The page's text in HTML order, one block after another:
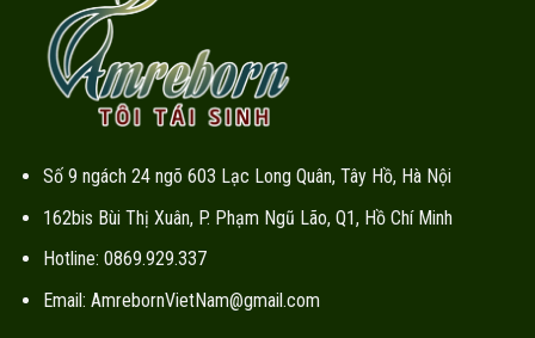
Số 9 ngách 24 ngõ 603 Lạc Long Quân, Tây Hồ, Hà Nội
162bis Bùi Thị Xuân, P. Phạm Ngũ Lão, Q1, Hồ Chí Minh
Hotline: 0869.929.337
Email: AmrebornVietNam@gmail.com